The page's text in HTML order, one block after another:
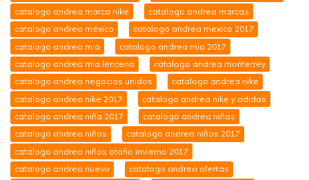
catalogo andrea marca nike
catalogo andrea marcas
catalogo andrea méxico
catalogo andrea mexico 2017
catalogo andrea mia
catalogo andrea mia 2017
catalogo andrea mia lenceria
catalogo andrea monterrey
catalogo andrea negocios unidos
catalogo andrea nike
catalogo andrea nike 2017
catalogo andrea nike y adidas
catalogo andrea niña 2017
catalogo andrea niñas
catalogo andrea niños
catalogo andrea niños 2017
catalogo andrea niños otoño invierno 2017
catalogo andrea nuevo
catalogo andrea ofertas